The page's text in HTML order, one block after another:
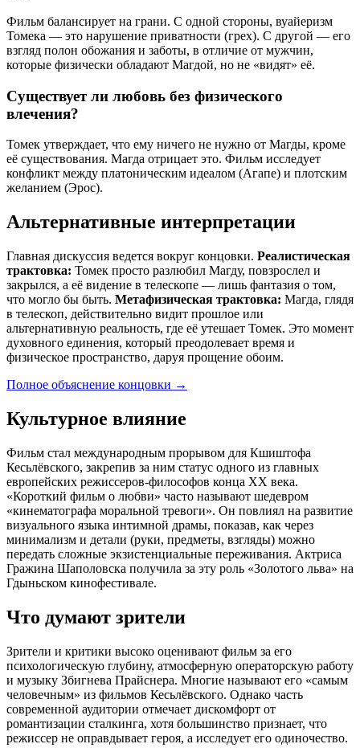
Фильм балансирует на грани. С одной стороны, вуайеризм
Томека — это нарушение приватности (грех). С другой — его
взгляд полон обожания и заботы, в отличие от мужчин,
которые физически обладают Магдой, но не «видят» её.
Существует ли любовь без физического
влечения?
Томек утверждает, что ему ничего не нужно от Магды, кроме
её существования. Магда отрицает это. Фильм исследует
конфликт между платоническим идеалом (Агапе) и плотским
желанием (Эрос).
Альтернативные интерпретации
Главная дискуссия ведется вокруг концовки. Реалистическая
трактовка: Томек просто разлюбил Магду, повзрослел и
закрылся, а её видение в телескопе — лишь фантазия о том,
что могло бы быть. Метафизическая трактовка: Магда, глядя
в телескоп, действительно видит прошлое или
альтернативную реальность, где её утешает Томек. Это момент
духовного единения, который преодолевает время и
физическое пространство, даруя прощение обоим.
Полное объяснение концовки →
Культурное влияние
Фильм стал международным прорывом для Кшиштофа
Кесьлёвского, закрепив за ним статус одного из главных
европейских режиссеров-философов конца XX века.
«Короткий фильм о любви» часто называют шедевром
«кинематографа моральной тревоги». Он повлиял на развитие
визуального языка интимной драмы, показав, как через
минимализм и детали (руки, предметы, взгляды) можно
передать сложные экзистенциальные переживания. Актриса
Гражина Шаполовска получила за эту роль «Золотого льва» на
Гдыньском кинофестивале.
Что думают зрители
Зрители и критики высоко оценивают фильм за его
психологическую глубину, атмосферную операторскую работу
и музыку Збигнева Прайснера. Многие называют его «самым
человечным» из фильмов Кесьлёвского. Однако часть
современной аудитории отмечает дискомфорт от
романтизации сталкинга, хотя большинство признает, что
режиссер не оправдывает героя, а исследует его одиночество.